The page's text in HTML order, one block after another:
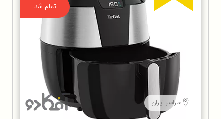
تمام شد
سراسر ایران